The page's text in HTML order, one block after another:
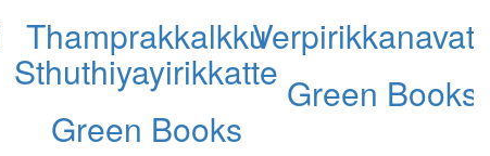
Thamprakkalkku
Sthuthiyayirikkatte
Green Books
Green Books